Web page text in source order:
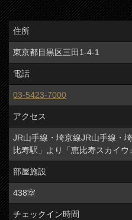
住所
東京都目黒区三田1-4-1
電話
03-5423-7000
アクセス
JR山手線・埼京線JR山手線・
比寿駅」より「恵比寿スカイウ
部屋施設
438室
チェックイン時間